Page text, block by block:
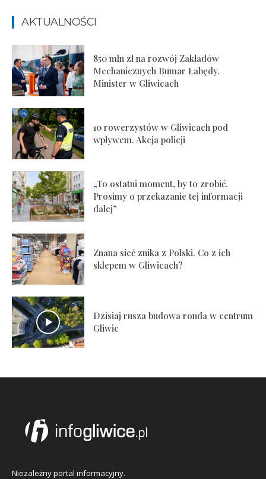
AKTUALNOŚCI
850 mln zł na rozwój Zakładów
Mechanicznych Bumar Łabędy.
Minister w Gliwicach
10 rowerzystów w Gliwicach pod
wpływem. Akcja policji
„To ostatni moment, by to zrobić.
Prosimy o przekazanie tej informacji
dalej”
Znana sieć znika z Polski. Co z ich
sklepem w Gliwicach?
Dzisiaj rusza budowa ronda w centrum
Gliwic
Niezależny portal informacyjny.